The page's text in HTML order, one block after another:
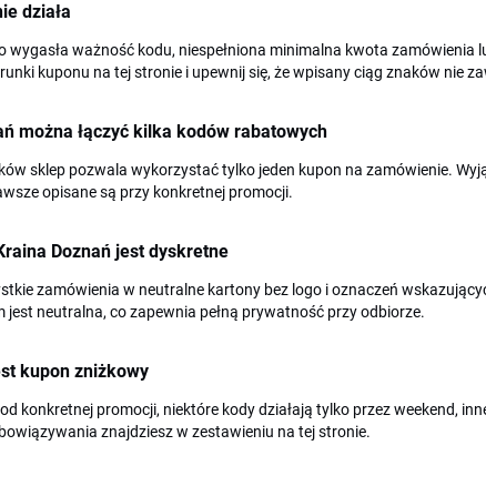
działa
wygasła ważność kodu, niespełniona minimalna kwota
kuponu na tej stronie i upewnij się, że wpisany ciąg znaków nie
można łączyć kilka kodów rabatowych
sklep pozwala wykorzystać tylko jeden kupon na zamówienie.
opisane są przy konkretnej promocji.
Doznań jest dyskretne
zamówienia w neutralne kartony bez logo i oznaczeń
jest neutralna, co zapewnia pełną prywatność przy odbiorze.
kupon zniżkowy
konkretnej promocji, niektóre kody działają tylko przez weekend,
znajdziesz w zestawieniu na tej stronie.